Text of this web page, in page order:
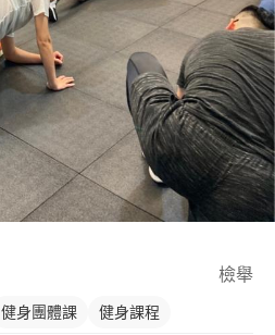
檢舉
健身團體課
健身課程